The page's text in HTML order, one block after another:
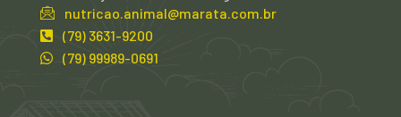
nutricao.animal@marata.com.br
(79) 3631-9200
(79) 99989-0691